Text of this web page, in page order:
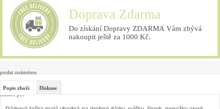
Doprava Zdarma
Do získání Dopravy ZDARMA Vám zbývá
nakoupit ještě za 1000 Kč.
poslat známému
hlídací pes
Popis zboží Diskuse